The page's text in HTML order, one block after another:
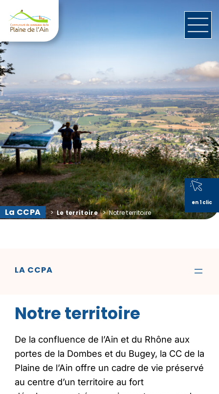
en 1 clic
La CCPA > Le territoire>Notre territoire
LA CCPA
Notre territoire
De la confluence de l’Ain et du Rhône aux
portes de la Dombes et du Bugey, la CC de la
Plaine de l’Ain offre un cadre de vie préservé
au centre d’un territoire au fort